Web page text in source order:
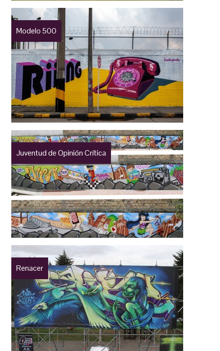
Modelo 500
Juventud de Opinión Crítica
Renacer